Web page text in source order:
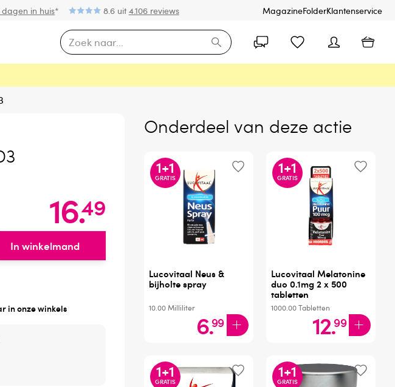
dagen in huis* 8.6 uit4.106 reviews MagazineFolderKlantenservice
16.49
In winkelmand
in onze winkels
Onderdeel van deze actie
Lucovitaal Neus &
bijholte spray
10.00Milliliter
6.99
1+1
GRATIS
Lucovitaal Melatonine
duo 0.1mg 2 x 500
tabletten
1000.00Tabletten
12.99
1+1
GRATIS
1+1
GRATIS
1+1
GRATIS